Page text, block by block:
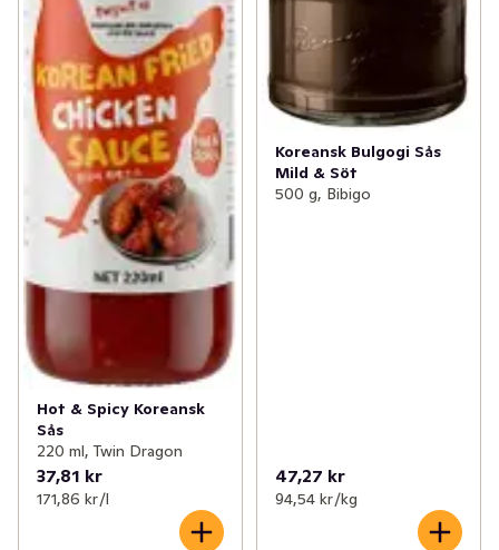
Hot & Spicy Koreansk
Sås
220 ml, Twin Dragon
37,81 kr
171,86 kr /l
Koreansk Bulgogi Sås
Mild & Söt
500 g, Bibigo
47,27 kr
94,54 kr /kg